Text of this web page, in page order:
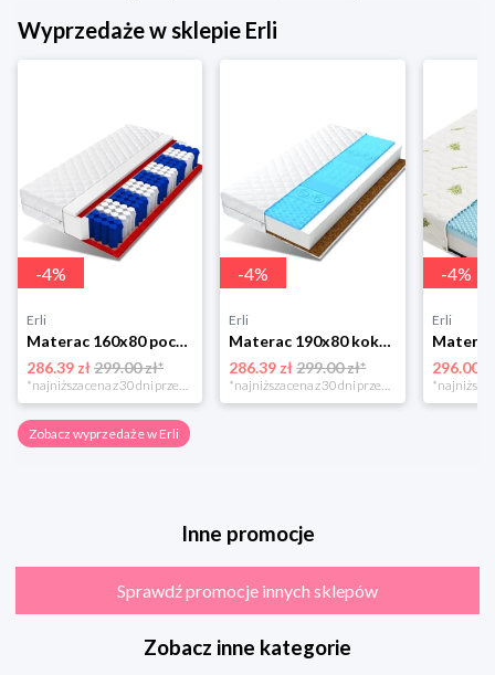
Wyprzedaże w sklepie Erli
-4%
Erli
Materac 160x80 pocket 7 stref 12 cm DINO
286.39 zł299.00 zł*
*najniższa cena z 30 dni przed obniżką
-4%
Erli
Materac 190x80 kokos pianka HR profilowana BOLEK
286.39 zł 299.00 zł*
*najniższa cena z 30 dni przed obniżką
-4%
Erli
296.00 zł
Zobacz wyprzedaże w Erli
Inne promocje
Sprawdź promocje innych sklepów
Zobacz inne kategorie